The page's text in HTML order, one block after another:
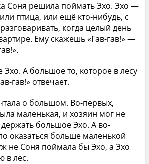
Соня решила поймать Эхо. Эхо —
птица, или ещё кто-нибудь, с
когда целый день
Ему скажешь «Гав-гав!» —
А большое то, которое в лесу
гав!» отвечает.
о большом. Во-первых,
маленькая, и хозяин мог не
большое Эхо. А во-
оказаться больше маленькой
не Соня поймала бы Эхо, а Эхо
в лес.